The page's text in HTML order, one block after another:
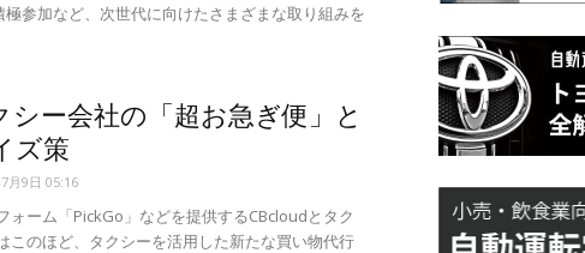
運
参加など、次世代に向けたさまざまな取り組みを
シー会社の「超お急ぎ便」と
ズ策
月9日 05:16
ォーム「PickGo」などを提供するCBcloudとタク
このほど、タクシーを活用した新たな買い物代行